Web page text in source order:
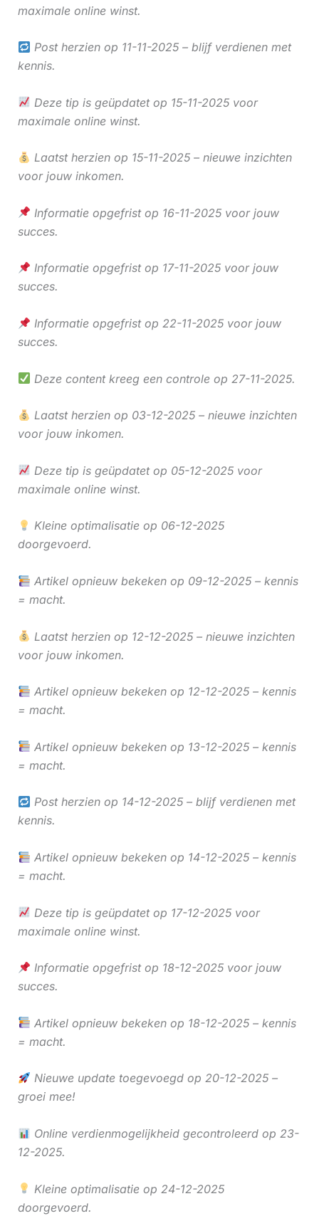
maximale online winst.
Post herzien op 11-11-2025 – blijf verdienen met
kennis.
Deze tip is geüpdatet op 15-11-2025 voor
maximale online winst.
Laatst herzien op 15-11-2025 – nieuwe inzichten
voor jouw inkomen.
Informatie opgefrist op 16-11-2025 voor jouw
succes.
Informatie opgefrist op 17-11-2025 voor jouw
succes.
Informatie opgefrist op 22-11-2025 voor jouw
succes.
Deze content kreeg een controle op 27-11-2025.
Laatst herzien op 03-12-2025 – nieuwe inzichten
voor jouw inkomen.
Deze tip is geüpdatet op 05-12-2025 voor
maximale online winst.
Kleine optimalisatie op 06-12-2025
doorgevoerd.
Artikel opnieuw bekeken op 09-12-2025 – kennis
= macht.
Laatst herzien op 12-12-2025 – nieuwe inzichten
voor jouw inkomen.
Artikel opnieuw bekeken op 12-12-2025 – kennis
= macht.
Artikel opnieuw bekeken op 13-12-2025 – kennis
= macht.
Post herzien op 14-12-2025 – blijf verdienen met
kennis.
Artikel opnieuw bekeken op 14-12-2025 – kennis
= macht.
Deze tip is geüpdatet op 17-12-2025 voor
maximale online winst.
Informatie opgefrist op 18-12-2025 voor jouw
succes.
Artikel opnieuw bekeken op 18-12-2025 – kennis
= macht.
Nieuwe update toegevoegd op 20-12-2025 –
groei mee!
Online verdienmogelijkheid gecontroleerd op 23-
12-2025.
Kleine optimalisatie op 24-12-2025
doorgevoerd.